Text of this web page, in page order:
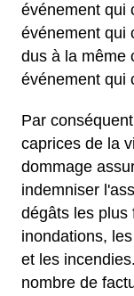
événement qui
événement qui
dus à la même
événement qui
Par
caprices de la
dommage
indemniser
dégâts les plus
inondations,
et les
nombre de